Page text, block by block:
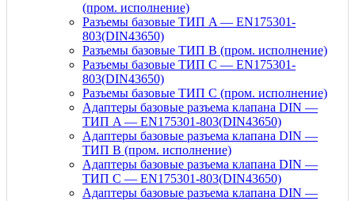
(пром. исполнение)
Разъемы базовые ТИП A — EN175301-
803(DIN43650)
Разъемы базовые ТИП В (пром. исполнение)
Разъемы базовые ТИП C — EN175301-
803(DIN43650)
Разъемы базовые ТИП C (пром. исполнение)
Адаптеры базовые разъема клапана DIN —
ТИП A — EN175301-803(DIN43650)
Адаптеры базовые разъема клапана DIN —
ТИП B (пром. исполнение)
Адаптеры базовые разъема клапана DIN —
ТИП C — EN175301-803(DIN43650)
Адаптеры базовые разъема клапана DIN —